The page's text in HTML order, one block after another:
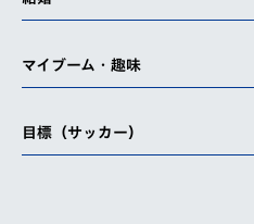
マイブーム・趣味
目標（サッカー）